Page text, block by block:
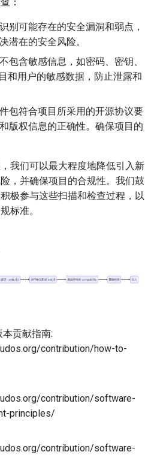
检
败
别可能存在的安全漏洞和弱点，
潜在的安全风险。
包含敏感信息，如密码、密钥、
和用户的敏感数据，防止泄露和
包符合项目所采用的开源协议要
版权信息的正确性。确保项目的
我们可以最大程度地降低引入新
，并确保项目的合规性。我们鼓
极参与这些扫描和检查过程，以
标准。
本贡献指南:
contribution/how-to-
contribution/software-
principles/
contribution/software-